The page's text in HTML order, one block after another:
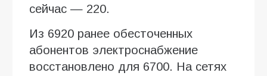
сейчас — 220.
Из 6920 ранее обесточенных
абонентов электроснабжение
восстановлено для 6700. На сетях